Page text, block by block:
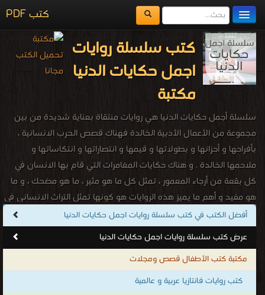
كتب PDF
مكتبة الكتب
المكتبات
يُقرأ حالياً
الفهرس
اضف كتاب
كتب سلسلة روايات
اجمل حكايات الدنيا
مكتبة
سلسلة أجمل حكايات الدنيا هي روايات منتقاة بعناية شديدة من بين
مجموعة من الأعمال الأدبية الخالدة فهناك قصص الحرب الانسانية ،
بأفراحها و أحزانها و بطولاتها و قيمها و انتصاراتها و انتكاساتها و
ملاحمها الخالدة . و هناك حكايات المغامرات التي قام بها الانسان في
كل بقعة من أرجاء المعمور ، تمثل كل ما هو مثير ، ما هو مضحك ، و ما
هو مفيد و أهم ما يميز هذه الروايات هو كونها تمثل التراث الانساني في
معناه الواسع و لا تشكل انعكاسا لثقافة مكانية ضيقة أو حقبة زمنية
محدودة بل تمثل صوت الضمير الانساني و صرخة ثقافات الشعوب عبر
الأزمنة الممتدة في الآفاق و المنتشرة في كل البقاع و الأنحاء.
كتب سلسلة روايات اجمل حكايات الدنيا
أفضل الكتب في كتب سلسلة روايات اجمل حكايات الدنيا
عرض كتب سلسلة روايات اجمل حكايات الدنيا
مكتبة كتب الأطفال قصص ومجلات
كتب روايات فانتازيا عربية و عالمية